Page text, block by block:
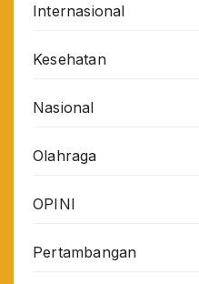
Internasional
Kesehatan
Nasional
Olahraga
OPINI
Pertambangan